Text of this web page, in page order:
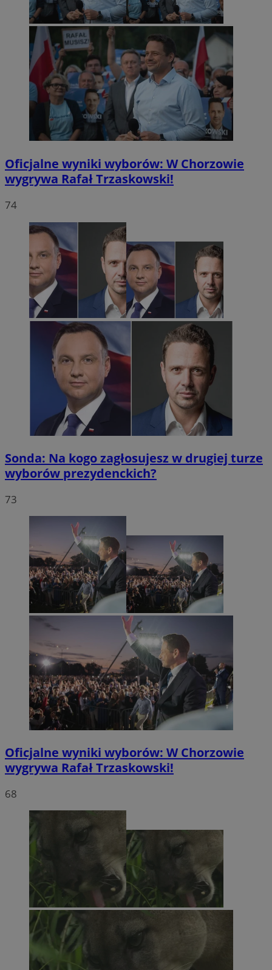
Oficjalne wyniki wyborów: W Chorzowie
wygrywa Rafał Trzaskowski!
74
Sonda: Na kogo zagłosujesz w drugiej turze
wyborów prezydenckich?
73
Oficjalne wyniki wyborów: W Chorzowie
wygrywa Rafał Trzaskowski!
68